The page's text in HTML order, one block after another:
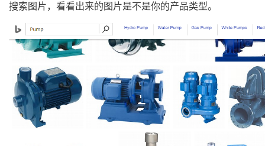
搜索图片，看看出来的图片是不是你的产品类型。